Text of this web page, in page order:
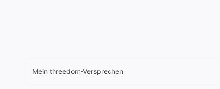
Mein threedom-Versprechen